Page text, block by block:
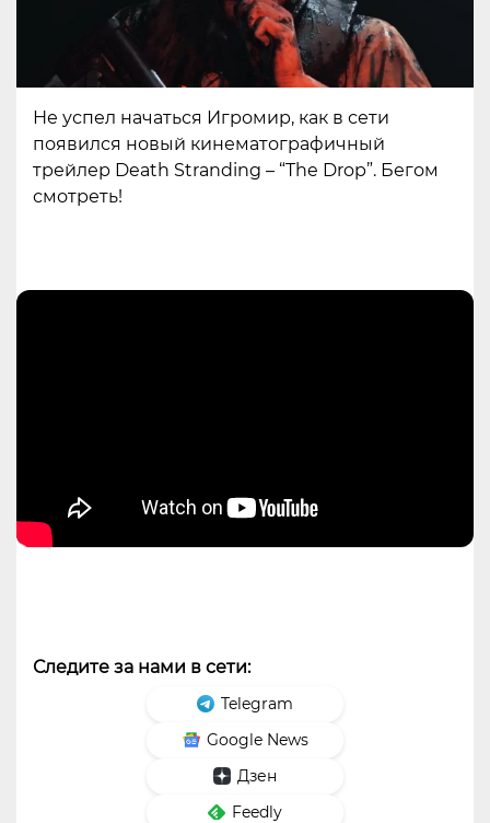
Не успел начаться Игромир, как в сети
появился новый кинематографичный
трейлер Death Stranding – “The Drop”. Бегом
смотреть!
Следите за нами в сети:
Telegram
Google News
Дзен
Feedly